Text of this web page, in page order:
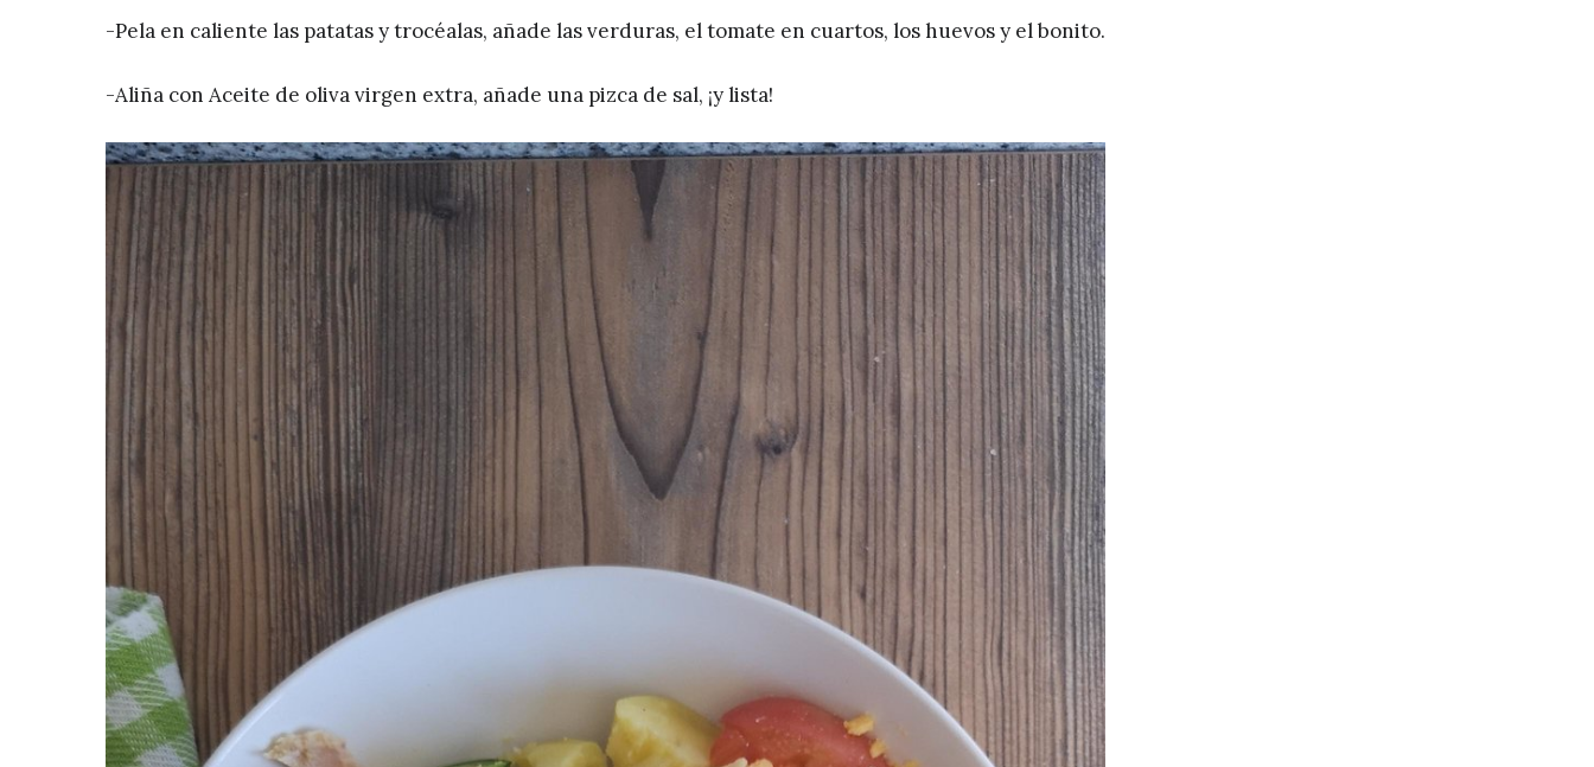
-Pela en caliente las patatas y trocéalas, añade las verduras, el tomate en cuartos, los huevos y el bonito.
-Aliña con Aceite de oliva virgen extra, añade una pizca de sal, ¡y lista!